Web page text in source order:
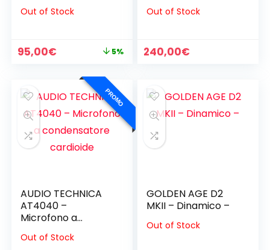
ipercardioide
Out of Stock
Il
era:
100,00€.
95,00€
attuale
95,00€.
5%
multi-pattern
Out of Stock
240,00€
PROMO
AUDIO TECHNICA
AT4040 –
Microfono a
cardioide
Out of Stock
GOLDEN AGE D2
MKII – Dinamico –
Out of Stock